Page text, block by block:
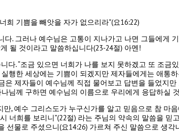
희 기쁨을 빼앗을 자가 없으리라”(요16:22)
. 그러나 예수님은 고통이 지나가고 나면 그들에게
될 것이라고 말씀하십니다(23-24절) 아멘!
. “조금 있으면 너희가 나를 보지 못하겠고 또 조금
행한 세상에는 기쁨이 되겠지만 제자들에게는 애통
제자들이 예수님께 직접 물어보고 답변을 들었지
님께 구하면 예수님의 이름으로 우리에게 응답하실
, 예수 그리스도가 누구신가를 알고 믿음으로 참 마
너희를 보리니”(22절) 라는 주님의 약속의 말씀을 믿
물로 주셨으니(요14:26) 가르쳐 주신 말씀으로 생